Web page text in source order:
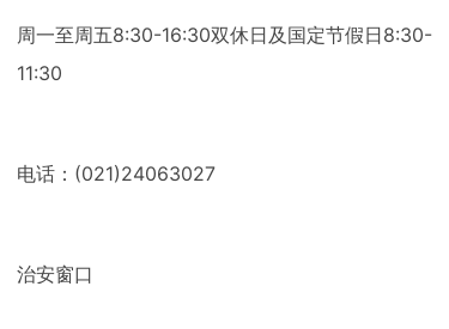
周一至周五8:30-16:30双休日及国定节假日8:30-
11:30
电话：(021)24063027
治安窗口